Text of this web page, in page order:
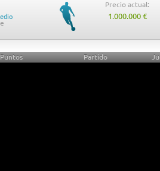
Precio actual:
1.000.000 €
Puntos Partido